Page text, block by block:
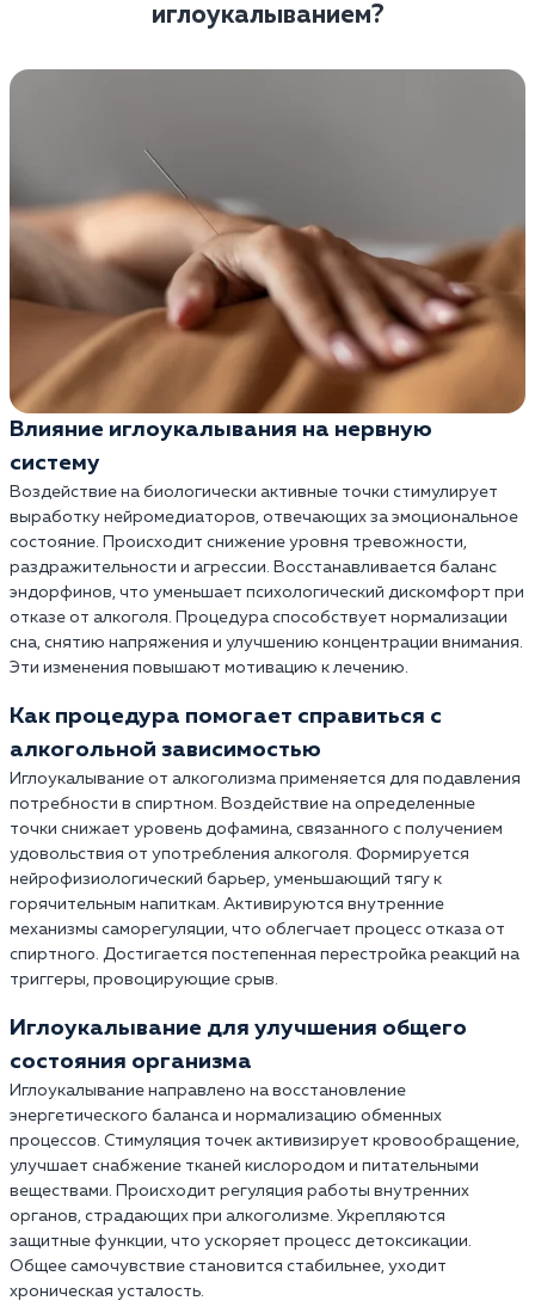
иглоукалыванием?
Влияние иглоукалывания на нервную
систему
Воздействие на биологически активные точки стимулирует
выработку нейромедиаторов, отвечающих за эмоциональное
состояние. Происходит снижение уровня тревожности,
раздражительности и агрессии. Восстанавливается баланс
эндорфинов, что уменьшает психологический дискомфорт при
отказе от алкоголя. Процедура способствует нормализации
сна, снятию напряжения и улучшению концентрации внимания.
Эти изменения повышают мотивацию к лечению.
Как процедура помогает справиться с
алкогольной зависимостью
Иглоукалывание от алкоголизма применяется для подавления
потребности в спиртном. Воздействие на определенные
точки снижает уровень дофамина, связанного с получением
удовольствия от употребления алкоголя. Формируется
нейрофизиологический барьер, уменьшающий тягу к
горячительным напиткам. Активируются внутренние
механизмы саморегуляции, что облегчает процесс отказа от
спиртного. Достигается постепенная перестройка реакций на
триггеры, провоцирующие срыв.
Иглоукалывание для улучшения общего
состояния организма
Иглоукалывание направлено на восстановление
энергетического баланса и нормализацию обменных
процессов. Стимуляция точек активизирует кровообращение,
улучшает снабжение тканей кислородом и питательными
веществами. Происходит регуляция работы внутренних
органов, страдающих при алкоголизме. Укрепляются
защитные функции, что ускоряет процесс детоксикации.
Общее самочувствие становится стабильнее, уходит
хроническая усталость.